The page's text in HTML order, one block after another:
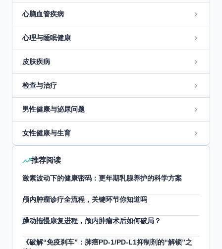
心脑血管疾病
心理与睡眠健康
皮肤疾病
检查与治疗
男性健康与泌尿问题
女性健康与生育
推荐阅读
激素波动下的健康密码：更年期乳腺养护的科学方案
颅内肿瘤诊疗全流程，关键环节你知道吗
躁动拖慢康复进程，颅内肿瘤术后如何破局？
《破解“免疫刹车”：肺癌PD-1/PD-L1抑制剂的“解锁”之